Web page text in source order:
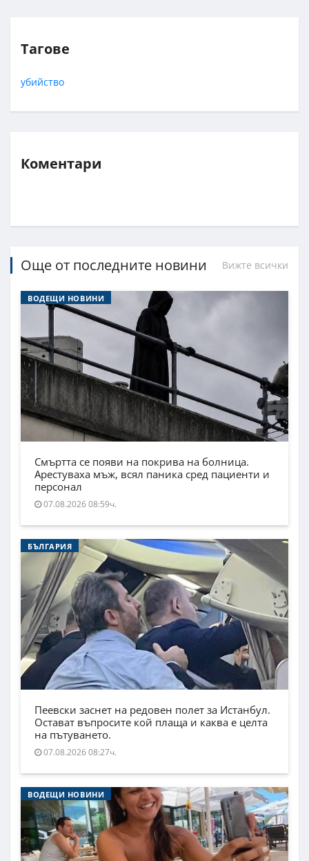
Тагове
убийство
Коментари
Още от последните новини Вижте всички
ВОДЕЩИ НОВИНИ
Смъртта се появи на покрива на болница.
Арестуваха мъж, всял паника сред пациенти и
персонал
07.08.2026 08:59ч.
БЪЛГАРИЯ
Пеевски заснет на редовен полет за Истанбул.
Остават въпросите кой плаща и каква е целта
на пътуването.
07.08.2026 08:27ч.
ВОДЕЩИ НОВИНИ